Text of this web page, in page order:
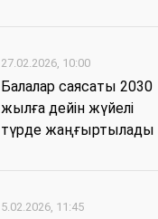
27.02.2026, 10:00
Балалар саясаты 2030
жылға дейін жүйелі
түрде жаңғыртылады
5.02.2026, 11:45